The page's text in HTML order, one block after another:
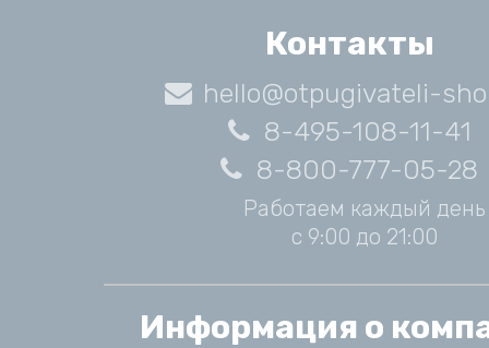
Контакты
hello@otpugivateli-
8-495-108-11-41
8-800-777-05-28
Работаем каждый день
с 9:00 до 21:00
Информация о